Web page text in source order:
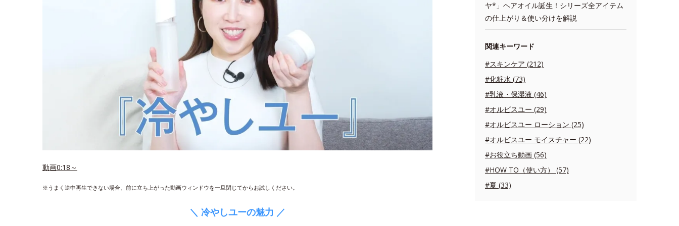
動画0:18～
※うまく途中再生できない場合、前に立ち上がった動画ウィンドウを一旦閉じてからお試しください。
＼ 冷やしユーの魅力 ／
ヤ*」ヘアオイル誕生！シリーズ全アイテム
の仕上がり＆使い分けを解説
関連キーワード
#スキンケア (212)
#化粧水 (73)
#乳液・保湿液 (46)
#オルビスユー (29)
#オルビスユー ローション (25)
#オルビスユー モイスチャー (22)
#お役立ち動画 (56)
#HOW TO（使い方） (57)
#夏 (33)